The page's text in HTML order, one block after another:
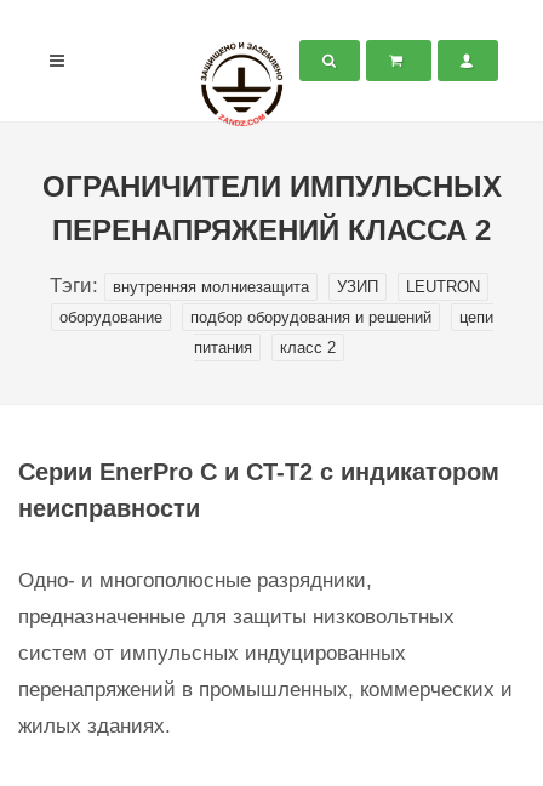
ОГРАНИЧИТЕЛИ ИМПУЛЬСНЫХ
ПЕРЕНАПРЯЖЕНИЙ КЛАССА 2
Тэги: внутренняя молниезащита УЗИП
LEUTRON
оборудование
подбор оборудования и решений
цепи
питания
класс 2
Серии EnerPro C и CT-T2 с индикатором
неисправности
Одно- и многополюсные разрядники,
предназначенные для защиты низковольтных
систем от импульсных индуцированных
перенапряжений в промышленных, коммерческих и
жилых зданиях.